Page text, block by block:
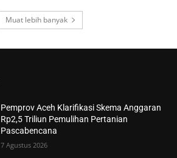
Muat lebih banyak
Pemprov Aceh Klarifikasi Skema Anggaran
Rp2,5 Triliun Pemulihan Pertanian
Pascabencana
7 Agustus 2026